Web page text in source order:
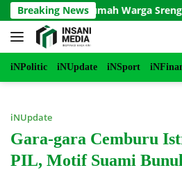
Langsung
ke
konten
Breaking News
Rumah Warga Srengat Blitar
iNPolitic iNUpdate iNSport
iNUpdate
Gara-gara Cemburu
PIL, Motif Suami